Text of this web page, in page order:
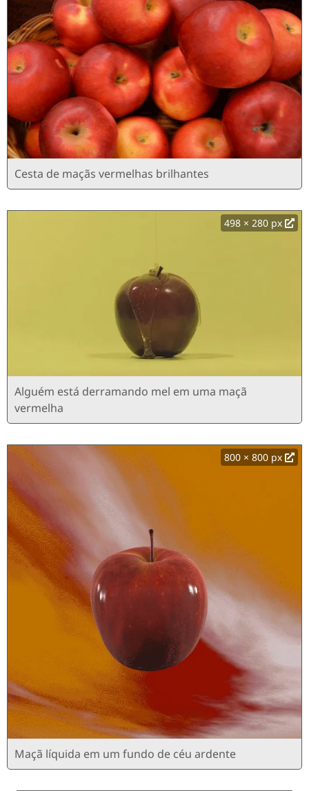
Cesta de maçãs vermelhas brilhantes
498 × 280 px
Alguém está derramando mel em uma maçã
vermelha
800 × 800 px
Maçã líquida em um fundo de céu ardente